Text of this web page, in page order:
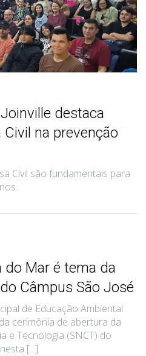
destaca
na prevenção
Civil são fundamentais para
do Mar é tema da
Câmpus São José
de Educação Ambiental
cerimônia de abertura da
e Tecnologia (SNCT) do
[...]